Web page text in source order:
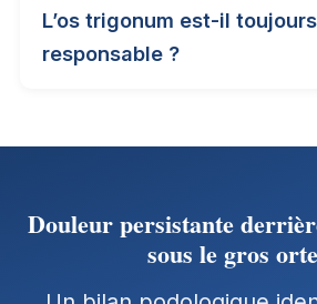
L’os trigonum est-il toujours
responsable ?
Douleur persistante
sous le gros